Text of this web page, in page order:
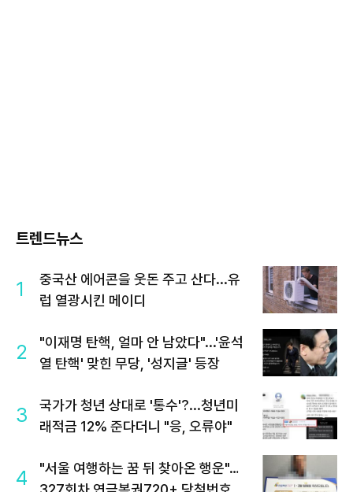
트렌드뉴스
1
중국산 에어콘을 웃돈 주고 산다...유
럽 열광시킨 메이디
2
"이재명 탄핵, 얼마 안 남았다"...'윤석
열 탄핵' 맞힌 무당, '성지글' 등장
3
국가가 청년 상대로 '통수'?...청년미
래적금 12% 준다더니 "응, 오류야"
4
"서울 여행하는 꿈 뒤 찾아온 행운"…